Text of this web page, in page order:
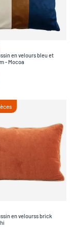
en velours bleu et
- Mocoa
en velourss brick